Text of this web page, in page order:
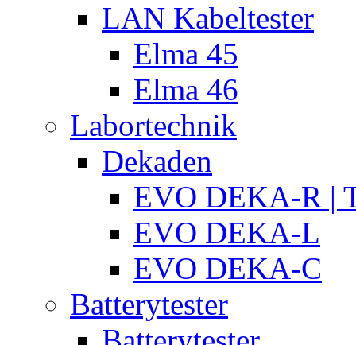
LAN Kabeltester
Elma 45
Elma 46
Labortechnik
Dekaden
EVO DEKA-R |
EVO DEKA-L
EVO DEKA-C
Batterytester